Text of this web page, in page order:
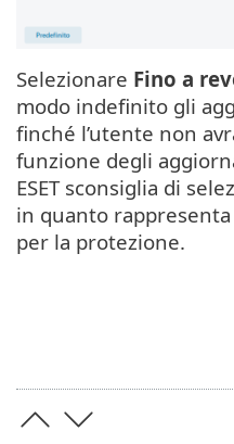
Selezionare Fino a
modo indefinito gli
finché l’utente non
funzione degli
ESET sconsiglia di
in quanto
per la protezione.